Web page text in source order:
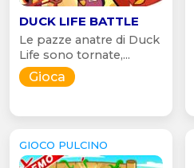
DUCK LIFE BATTLE
Le pazze anatre di Duck
Life sono tornate,...
Gioca
GIOCO PULCINO